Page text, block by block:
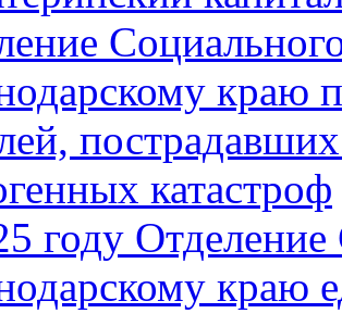
краю
катастроф
году
краю